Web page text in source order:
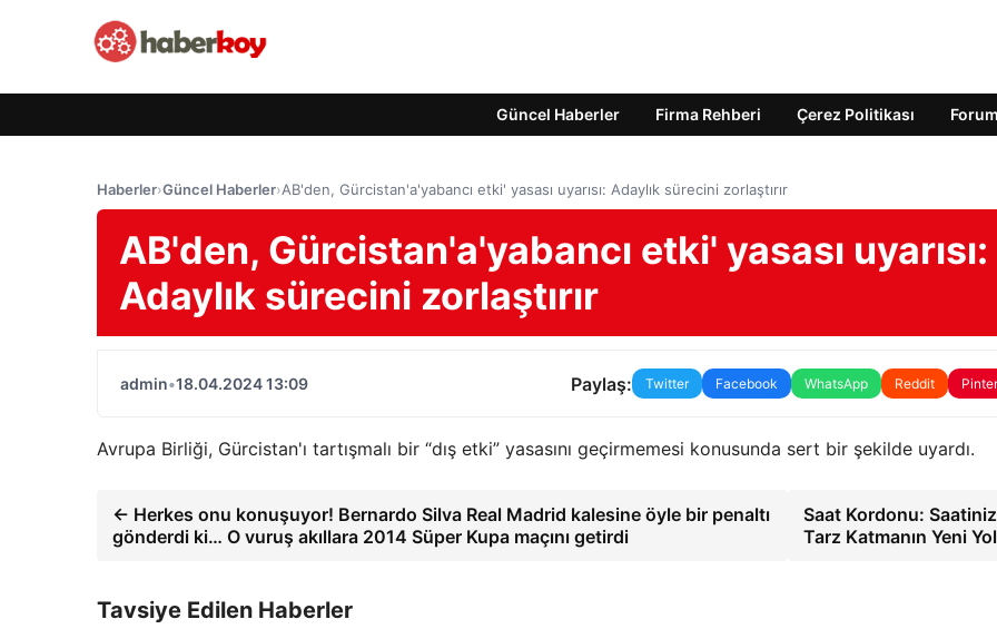
Güncel Haberler Firma Rehberi Çerez Politikası Forum
Haberler›Güncel Haberler›AB'den, Gürcistan'a'yabancı etki' yasası uyarısı: Adaylık sürecini zorlaştırır
AB'den, Gürcistan'a'yabancı etki' yasası uyarısı:
Adaylık sürecini zorlaştırır
admin•18.04.2024 13:09 Paylaş: Twitter Facebook WhatsApp Reddit
Avrupa Birliği, Gürcistan'ı tartışmalı bir “dış etki” yasasını geçirmemesi konusunda sert bir şekilde uyardı.
← Herkes onu konuşuyor! Bernardo Silva Real Madrid kalesine öyle bir penaltı
gönderdi ki… O vuruş akıllara 2014 Süper Kupa maçını getirdi
Saat Kordonu:
Tarz Katmanın Yeni
Tavsiye Edilen Haberler